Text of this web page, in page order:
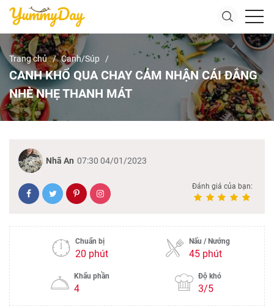
Trang chủ Canh/Súp
CANH KHỔ QUA CHAY CẢM NHẬN CÁI ĐẮNG
NHÈ NHẸ THANH MÁT
Nhã An 07:30 04/01/2023
Đánh giá của bạn:
Chuẩn bị
20 phút
Nấu / Nướng
45 phút
Khẩu phần
4
Độ khó
3/5